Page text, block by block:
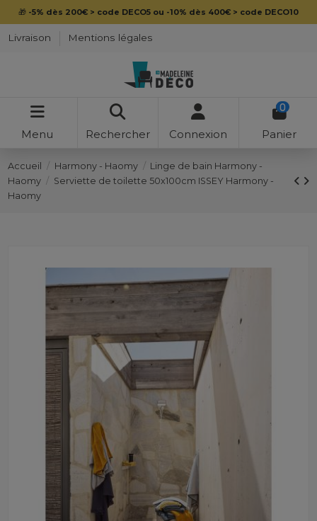
🎁 -5% dès 200€ > code DECO5 ou -10% dès 400€ > code DECO10
Livraison Mentions légales
Menu Rechercher Connexion
0
Panier
Accueil Harmony - Haomy
Linge de bain Harmony -
Haomy
Serviette de toilette 50x100cm ISSEY Harmony -
Haomy